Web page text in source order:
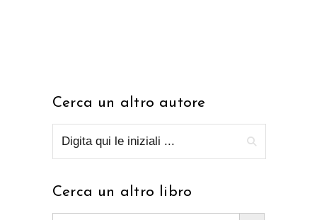
Cerca un altro autore
Cerca un altro libro
Search Button